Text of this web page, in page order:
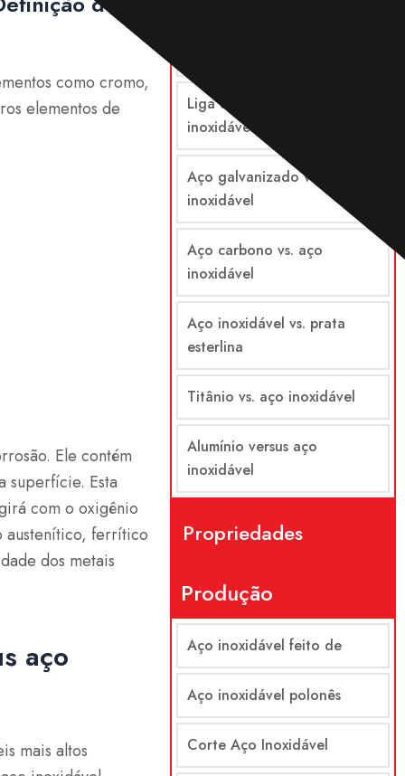
como cromo,
elementos de
Ele contém
superfície. Esta
com o oxigênio
austenítico, ferrítico
dos metais
aço
mais altos
Liga de aço vs. aço
inoxidável
Aço galvanizado vs. aço
inoxidável
Aço carbono vs. aço
inoxidável
Aço inoxidável vs. prata
esterlina
Titânio vs. aço inoxidável
Alumínio versus aço
inoxidável
Propriedades
Produção
Aço inoxidável feito de
Aço inoxidável polonês
Corte Aço Inoxidável